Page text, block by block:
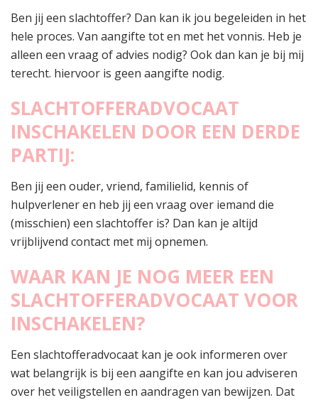
Ben jij een slachtoffer? Dan kan ik jou begeleiden in het
hele proces. Van aangifte tot en met het vonnis. Heb je
alleen een vraag of advies nodig? Ook dan kan je bij mij
terecht. hiervoor is geen aangifte nodig.
SLACHTOFFERADVOCAAT
INSCHAKELEN DOOR EEN DERDE
PARTIJ:
Ben jij een ouder, vriend, familielid, kennis of
hulpverlener en heb jij een vraag over iemand die
(misschien) een slachtoffer is? Dan kan je altijd
vrijblijvend contact met mij opnemen.
WAAR KAN JE NOG MEER EEN
SLACHTOFFERADVOCAAT VOOR
INSCHAKELEN?
Een slachtofferadvocaat kan je ook informeren over
wat belangrijk is bij een aangifte en kan jou adviseren
over het veiligstellen en aandragen van bewijzen. Dat